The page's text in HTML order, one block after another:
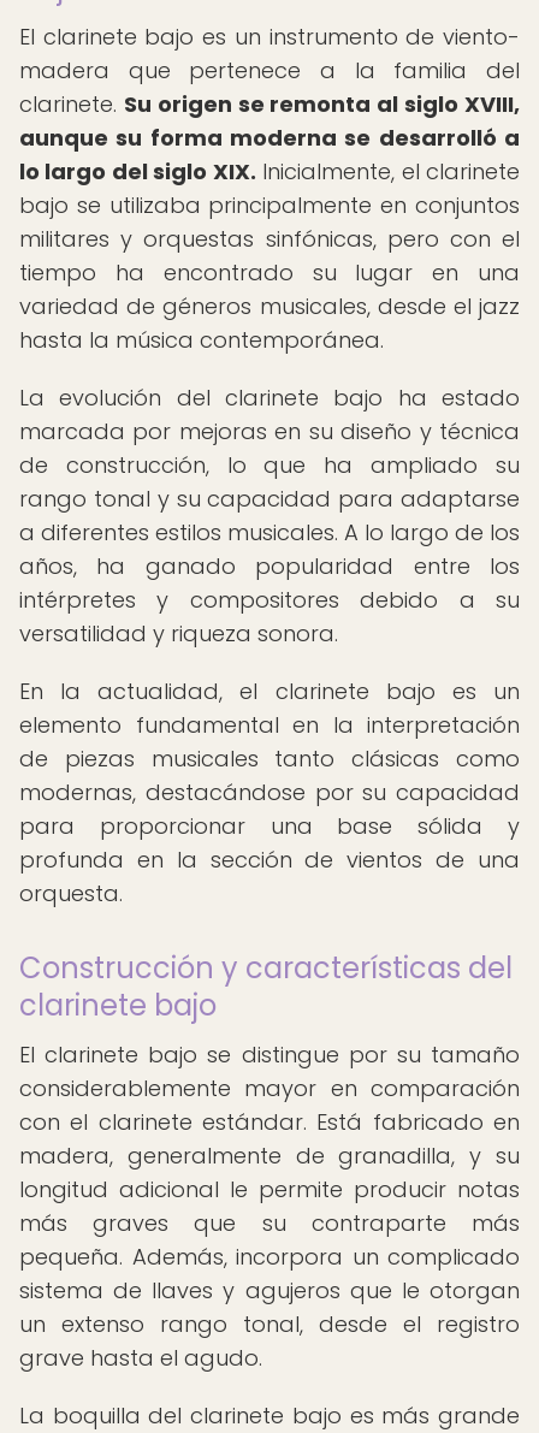
El clarinete bajo es un instrumento de viento-
madera que pertenece a la familia del
clarinete. Su origen se remonta al siglo XVIII,
aunque su forma moderna se desarrolló a
lo largo del siglo XIX. Inicialmente, el clarinete
bajo se utilizaba principalmente en conjuntos
militares y orquestas sinfónicas, pero con el
tiempo ha encontrado su lugar en una
variedad de géneros musicales, desde el jazz
hasta la música contemporánea.
La evolución del clarinete bajo ha estado
marcada por mejoras en su diseño y técnica
de construcción, lo que ha ampliado su
rango tonal y su capacidad para adaptarse
a diferentes estilos musicales. A lo largo de los
años, ha ganado popularidad entre los
intérpretes y compositores debido a su
versatilidad y riqueza sonora.
En la actualidad, el clarinete bajo es un
elemento fundamental en la interpretación
de piezas musicales tanto clásicas como
modernas, destacándose por su capacidad
para proporcionar una base sólida y
profunda en la sección de vientos de una
orquesta.
Construcción y características del
clarinete bajo
El clarinete bajo se distingue por su tamaño
considerablemente mayor en comparación
con el clarinete estándar. Está fabricado en
madera, generalmente de granadilla, y su
longitud adicional le permite producir notas
más graves que su contraparte más
pequeña. Además, incorpora un complicado
sistema de llaves y agujeros que le otorgan
un extenso rango tonal, desde el registro
grave hasta el agudo.
La boquilla del clarinete bajo es más grande